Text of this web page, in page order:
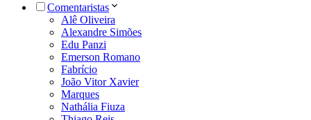
Comentaristas
Alê Oliveira
Alexandre Simões
Edu Panzi
Emerson Romano
Fabrício
João Vitor Xavier
Marques
Nathália Fiuza